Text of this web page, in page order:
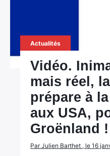
Actualités
Vidéo.
mais réel,
prépare à
aux USA,
Groënland !
Par Julien Barthet , le 16